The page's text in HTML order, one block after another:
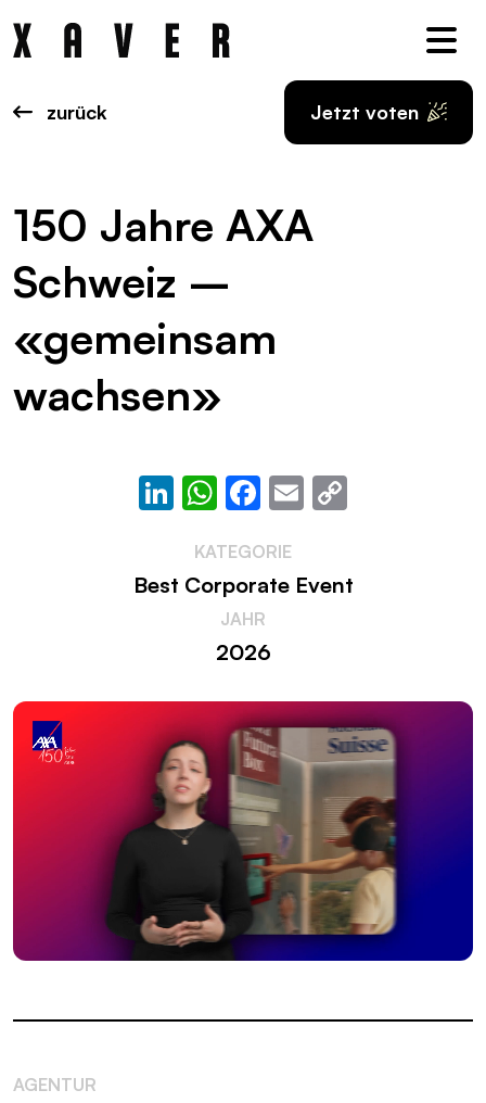
zurück Jetzt voten
150 Jahre AXA
Schweiz –
«gemeinsam
wachsen»
LinkedIn
WhatsApp
Facebook
Email
KATEGORIE
Best Corporate Event
JAHR
2026
AGENTUR